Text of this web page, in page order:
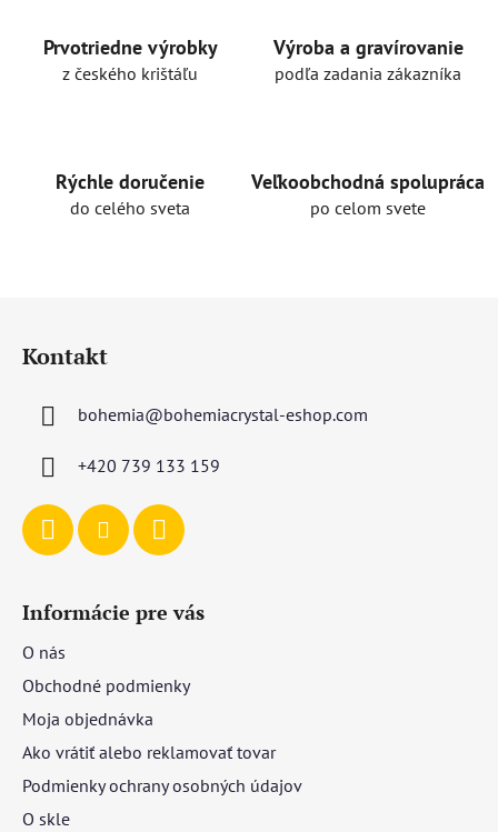
Prvotriedne výrobky
z českého krištáľu
Výroba a gravírovanie
podľa zadania zákazníka
Rýchle doručenie
do celého sveta
Veľkoobchodná spolupráca
po celom svete
Kontakt
bohemia@bohemiacrystal-eshop.com
+420 739 133 159
Informácie pre vás
O nás
Obchodné podmienky
Moja objednávka
Ako vrátiť alebo reklamovať tovar
Podmienky ochrany osobných údajov
O skle